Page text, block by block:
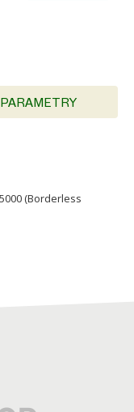
PARAMETRY
(Borderless